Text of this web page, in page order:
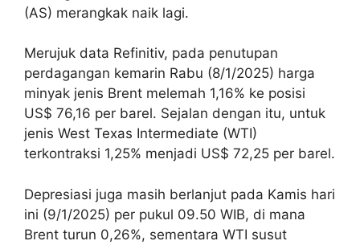
(AS) merangkak naik lagi.
Merujuk data Refinitiv, pada penutupan
perdagangan kemarin Rabu (8/1/2025) harga
minyak jenis Brent melemah 1,16% ke posisi
US$ 76,16 per barel. Sejalan dengan itu, untuk
jenis West Texas Intermediate (WTI)
terkontraksi 1,25% menjadi US$ 72,25 per barel.
Depresiasi juga masih berlanjut pada Kamis hari
ini (9/1/2025) per pukul 09.50 WIB, di mana
Brent turun 0,26%, sementara WTI susut